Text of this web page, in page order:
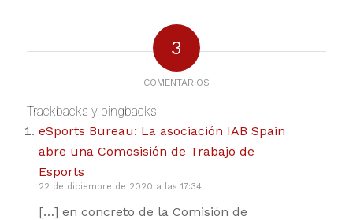
3
COMENTARIOS
Trackbacks y pingbacks
eSports Bureau: La asociación IAB Spain
abre una Comosisión de Trabajo de
Esports
22 de diciembre de 2020 a las 17:34
[…] en concreto de la Comisión de